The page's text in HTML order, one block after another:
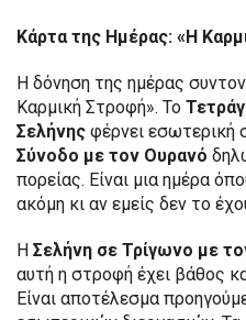
Κάρτα της Ημέρας: «Η
Η δόνηση της ημέρας
Καρμική Στροφή». Το
Σελήνης φέρνει εσωτερική
Σύνοδο με τον Ουρανό
πορείας. Είναι μια ημέρα
ακόμη κι αν εμείς δεν το
Η Σελήνη σε Τρίγωνο με
αυτή η στροφή έχει βάθος
Είναι αποτέλεσμα